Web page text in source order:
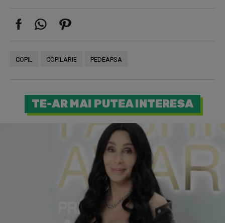
COPIL COPILARIE PEDEAPSA
TE-AR MAI PUTEA INTERESA